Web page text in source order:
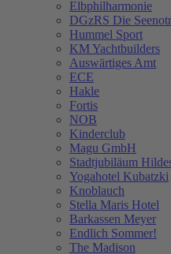
Elbphilharmonie
DGzRS Die
Hummel Sport
KM Yachtbuilders
Auswärtiges Amt
ECE
Hakle
Fortis
NOB
Kinderclub
Magu GmbH
Stadtjubiläum
Yogahotel Kubatzki
Knoblauch
Stella Maris Hotel
Barkassen Meyer
Endlich Sommer!
The Madison